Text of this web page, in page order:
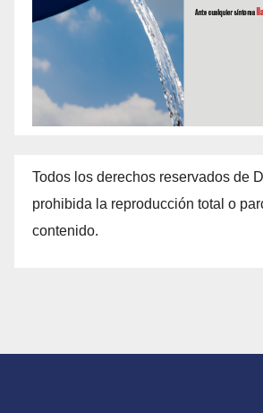
Todos los derechos reservados de
prohibida la reproducción total o
contenido.